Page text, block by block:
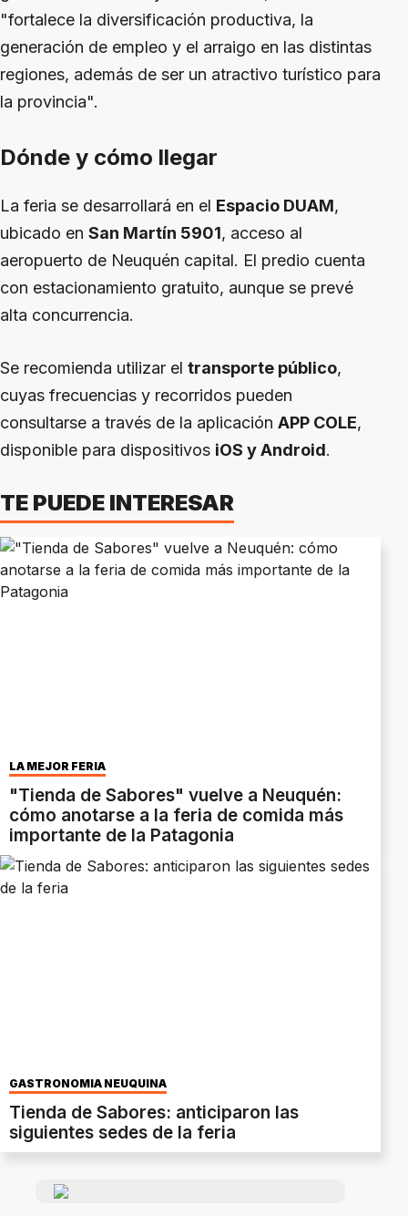
"fortalece la diversificación productiva, la
generación de empleo y el arraigo en las distintas
regiones, además de ser un atractivo turístico para
la provincia".
Dónde y cómo llegar
La feria se desarrollará en el Espacio DUAM,
ubicado en San Martín 5901, acceso al
aeropuerto de Neuquén capital. El predio cuenta
con estacionamiento gratuito, aunque se prevé
alta concurrencia.
Se recomienda utilizar el transporte público,
cuyas frecuencias y recorridos pueden
consultarse a través de la aplicación APP COLE,
disponible para dispositivos iOS y Android.
TE PUEDE INTERESAR
LA MEJOR FERIA
"Tienda de Sabores" vuelve a Neuquén:
cómo anotarse a la feria de comida más
importante de la Patagonia
GASTRONOMÍA NEUQUINA
Tienda de Sabores: anticiparon las
siguientes sedes de la feria